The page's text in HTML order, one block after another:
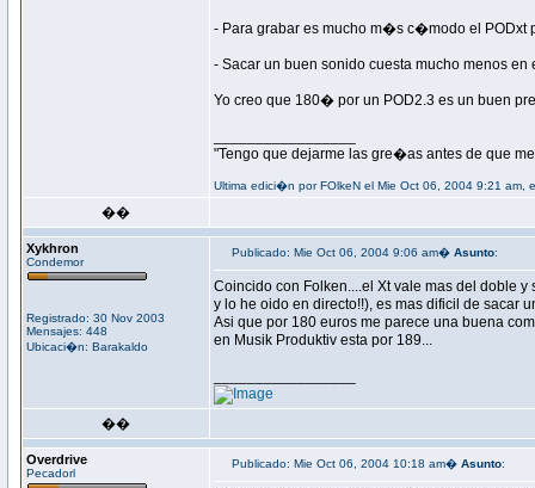
- Para grabar es mucho m�s c�modo el PODxt
- Sacar un buen sonido cuesta mucho menos en
Yo creo que 180� por un POD2.3 es un buen
"Tengo que dejarme las gre�as antes de que
Ultima edici�n por FOlkeN el Mie Oct 06, 2004 9:21 am,
��
Xykhron
Condemor
Registrado: 30 Nov 2003
Mensajes: 448
Ubicaci�n: Barakaldo
Publicado: Mie Oct 06, 2004 9:06 am� Asunto:
Coincido con Folken....el Xt vale mas del doble
y lo he oido en directo!!), es mas dificil de sacar
Asi que por 180 euros me parece una buena
en Musik Produktiv esta por 189...
��
Overdrive
Pecadorl
Publicado: Mie Oct 06, 2004 10:18 am� Asunto: